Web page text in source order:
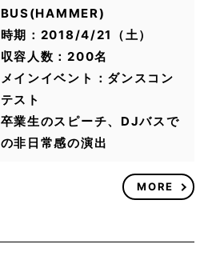
BUS(HAMMER)
時期：2018/4/21（土）
収容人数：200名
メインイベント：ダンスコン
テスト
卒業生のスピーチ、DJバスで
の非日常感の演出
MORE